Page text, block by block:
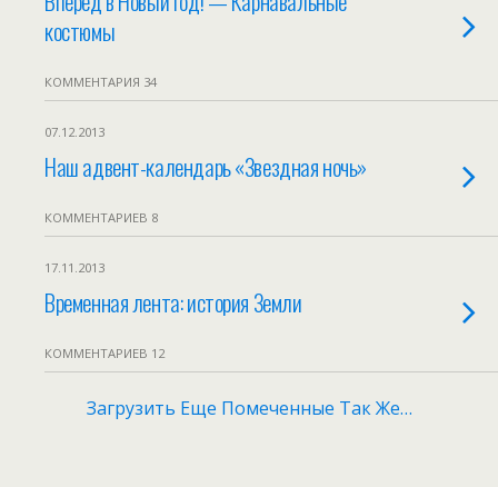
костюмы
КОММЕНТАРИЯ 34
07.12.2013
Наш адвент-календарь «Звездная ночь»
КОММЕНТАРИЕВ 8
17.11.2013
Временная лента: история Земли
КОММЕНТАРИЕВ 12
Загрузить Еще Помеченные Так Же…